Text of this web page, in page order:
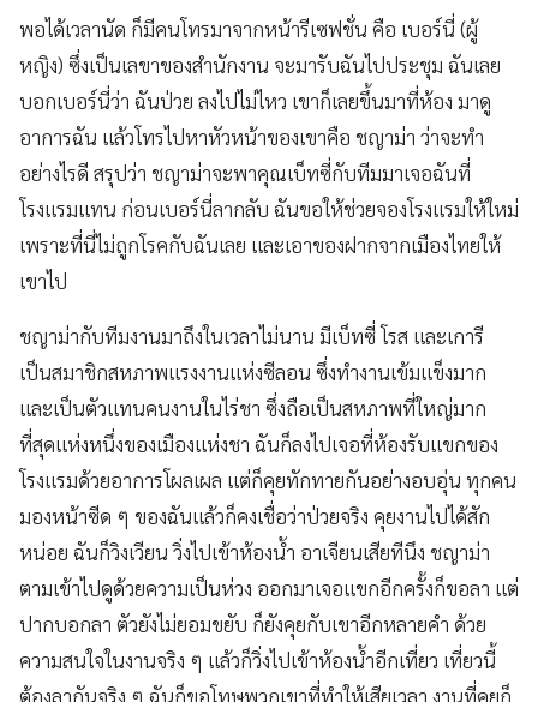
พอได้เวลานัด ก็มีคนโทรมาจากหน้ารีเซฟชั่น คือ เบอร์นี่ (ผู้
หญิง) ซึ่งเป็นเลขาของสำนักงาน จะมารับฉันไปประชุม ฉันเลย
บอกเบอร์นี่ว่า ฉันป่วย ลงไปไม่ไหว เขาก็เลยขึ้นมาที่ห้อง มาดู
อาการฉัน แล้วโทรไปหาหัวหน้าของเขาคือ ชญาม่า ว่าจะทำ
อย่างไรดี สรุปว่า ชญาม่าจะพาคุณเบ็ทซี่กับทีมมาเจอฉันที่
โรงแรมแทน ก่อนเบอร์นี่ลากลับ ฉันขอให้ช่วยจองโรงแรมให้ใหม่
เพราะที่นี่ไม่ถูกโรคกับฉันเลย และเอาของฝากจากเมืองไทยให้
เขาไป
ชญาม่ากับทีมงานมาถึงในเวลาไม่นาน มีเบ็ทซี่ โรส และเการี
เป็นสมาชิกสหภาพแรงงานแห่งซีลอน ซึ่งทำงานเข้มแข็งมาก
และเป็นตัวแทนคนงานในไร่ชา ซึ่งถือเป็นสหภาพที่ใหญ่มาก
ที่สุดแห่งหนึ่งของเมืองแห่งชา ฉันก็ลงไปเจอที่ห้องรับแขกของ
โรงแรมด้วยอาการโผลเผล แต่ก็คุยทักทายกันอย่างอบอุ่น ทุกคน
มองหน้าซีด ๆ ของฉันแล้วก็คงเชื่อว่าป่วยจริง คุยงานไปได้สัก
หน่อย ฉันก็วิงเวียน วิ่งไปเข้าห้องน้ำ อาเจียนเสียทีนึง ชญาม่า
ตามเข้าไปดูด้วยความเป็นห่วง ออกมาเจอแขกอีกครั้งก็ขอลา แต่
ปากบอกลา ตัวยังไม่ยอมขยับ ก็ยังคุยกับเขาอีกหลายคำ ด้วย
ความสนใจในงานจริง ๆ แล้วก็วิ่งไปเข้าห้องน้ำอีกเที่ยว เที่ยวนี้
ต้องลากันจริง ๆ ฉันก็ขอโทษพวกเขาที่ทำให้เสียเวลา งานที่คุยก็